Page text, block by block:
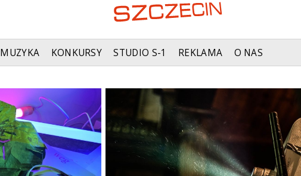
MUZYKA KONKURSY STUDIO S-1 REKLAMA O NAS